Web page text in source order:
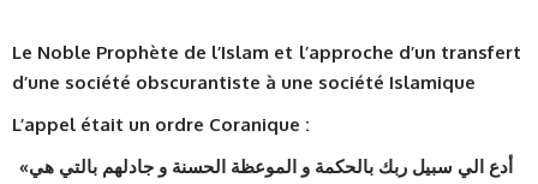
Le Noble Prophète de l’Islam et l’approche d’un transfert
d’une société obscurantiste à une société Islamique
L’appel était un ordre Coranique :
«أدع الي سبيل ربك بالحكمة و الموعظة الحسنة و جادلهم بالتي هي